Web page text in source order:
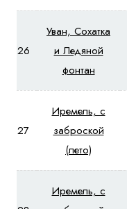
26
Уван, Сохатка
и Ледяной
фонтан
27
Иремель, с
заброской
(лето)
Иремель, с